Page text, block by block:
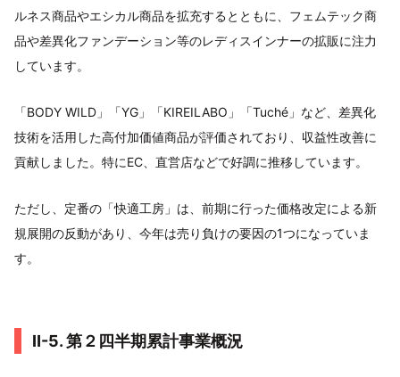
ルネス商品やエシカル商品を拡充するとともに、フェムテック商
品や差異化ファンデーション等のレディスインナーの拡販に注力
しています。
「BODY WILD」「YG」「KIREILABO」「Tuché」など、差異化
技術を活用した高付加価値商品が評価されており、収益性改善に
貢献しました。特にEC、直営店などで好調に推移しています。
ただし、定番の「快適工房」は、前期に行った価格改定による新
規展開の反動があり、今年は売り負けの要因の1つになっていま
す。
Ⅱ-5. 第２四半期累計事業概況